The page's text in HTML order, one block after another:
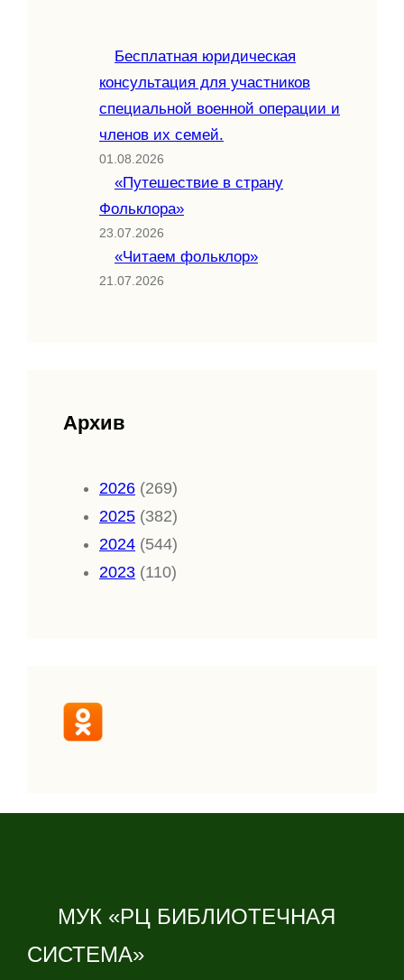
Бесплатная юридическая
консультация для участников
специальной военной операции и
членов их семей.
01.08.2026
«Путешествие в страну
Фольклора»
23.07.2026
«Читаем фольклор»
21.07.2026
Архив
2026 (269)
2025 (382)
2024 (544)
2023 (110)
МУК «РЦ БИБЛИОТЕЧНАЯ
СИСТЕМА»